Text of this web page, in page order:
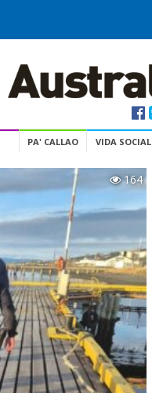
PA' CALLAO VIDA SOCIAL
164